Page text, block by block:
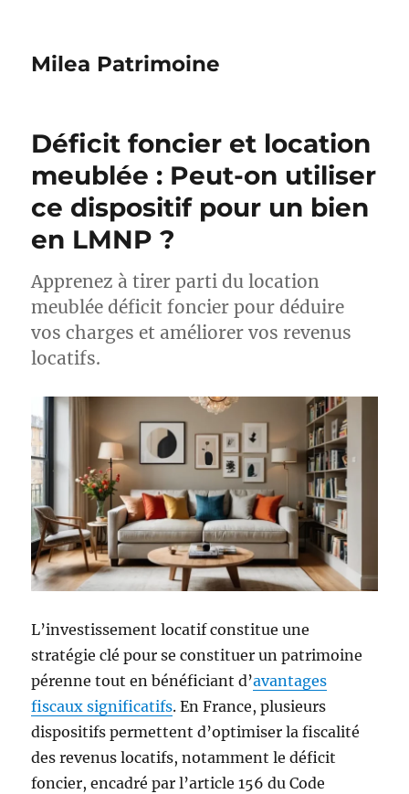
Milea Patrimoine
Déficit foncier et location
meublée : Peut-on utiliser
ce dispositif pour un bien
en LMNP ?
Apprenez à tirer parti du location
meublée déficit foncier pour déduire
vos charges et améliorer vos revenus
locatifs.
L’investissement locatif constitue une
stratégie clé pour se constituer un patrimoine
pérenne tout en bénéficiant d’avantages
fiscaux significatifs. En France, plusieurs
dispositifs permettent d’optimiser la fiscalité
des revenus locatifs, notamment le déficit
foncier, encadré par l’article 156 du Code